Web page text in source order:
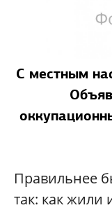
С местным
Правильнее
так: как жили